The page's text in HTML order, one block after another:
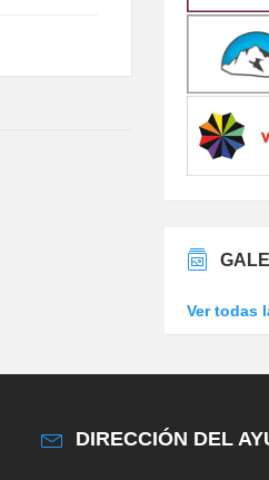
Ver todas
DIRECCIÓN DEL